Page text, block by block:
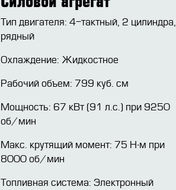
Тип двигателя: 4-тактный, 2 цилиндра,
рядный
Охлаждение: Жидкостное
Рабочий объем: 799 куб. см
Мощность: 67 кВт (91 л.с.) при 9250
об/мин
Макс. крутящий момент: 75 Н∙м при
8000 об/мин
Топливная система: Электронный